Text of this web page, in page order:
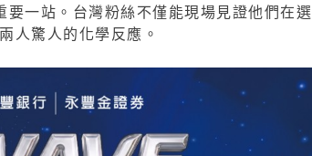
一站。台灣粉絲不僅能現場見證他們在選
人驚人的化學反應。